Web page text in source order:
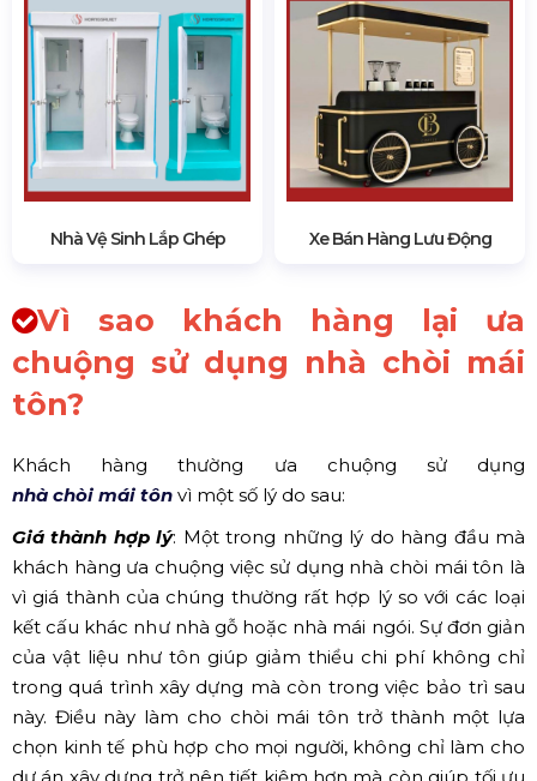
Nhà Vệ Sinh Lắp Ghép Xe Bán Hàng Lưu Động
Vì sao khách hàng lại ưa
chuộng sử dụng nhà chòi mái
tôn?
Khách hàng thường ưa chuộng sử dụng
nhà chòi mái tôn vì một số lý do sau:
Giá thành hợp lý: Một trong những lý do hàng đầu mà
khách hàng ưa chuộng việc sử dụng nhà chòi mái tôn là
vì giá thành của chúng thường rất hợp lý so với các loại
kết cấu khác như nhà gỗ hoặc nhà mái ngói. Sự đơn giản
của vật liệu như tôn giúp giảm thiểu chi phí không chỉ
trong quá trình xây dựng mà còn trong việc bảo trì sau
này. Điều này làm cho chòi mái tôn trở thành một lựa
chọn kinh tế phù hợp cho mọi người, không chỉ làm cho